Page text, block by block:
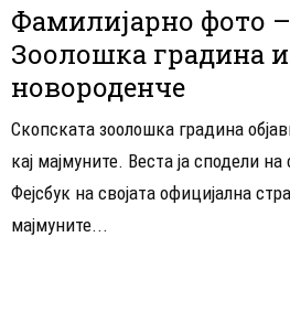
Фамилијарно фото
Зоолошка градина
новороденче
Скопската зоолошка градина
кај мајмуните. Веста ја сподели
Фејсбук на својата официјална
мајмуните...